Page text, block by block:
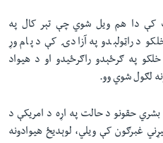
کې دا هم ویل شوي چې تېر کال په
د راټولېدو په آزادۍ کې د پام وړ
په ګرځېدو راګرځیدو او د هیواد
لګول شوي وو.
حقونو د حالت په اړه د امریکې د
غبرګون کې ویلي، لوېدیځ هیوادونه